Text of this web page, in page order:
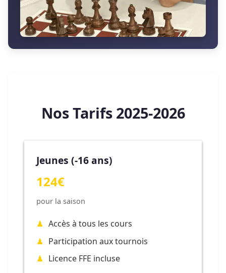
Nos Tarifs 2025-2026
Jeunes (-16 ans)
124€
pour la saison
Accès à tous les cours
Participation aux tournois
Licence FFE incluse